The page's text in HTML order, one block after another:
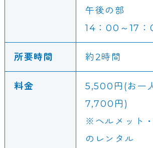
午後の部
14：00～17：
所要時間 約2時間
料金
5,500円(お一
7,700円)
※ヘルメット
のレンタル